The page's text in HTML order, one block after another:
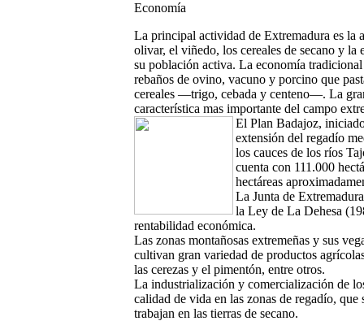
Economía
La principal actividad de Extremadura es la
olivar, el viñedo, los cereales de secano y
su población activa. La economía
rebaños de ovino, vacuno y porcino que
cereales —trigo, cebada y centeno—. La
característica mas importante del campo
El Plan Badajoz,
extensión del regadío
los cauces de los ríos
cuenta con 111.000
hectáreas
La Junta de
la Ley de La Dehesa
rentabilidad económica.
Las zonas montañosas extremeñas y sus
cultivan gran variedad de productos
las cerezas y el pimentón, entre otros.
La industrialización y comercialización de
calidad de vida en las zonas de regadío,
trabajan en las tierras de secano.